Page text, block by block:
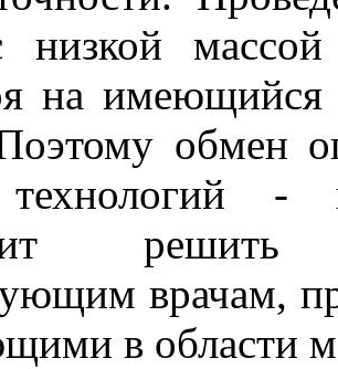
низкой
на имеющийся
обмен
-
решить
врачам,
в области